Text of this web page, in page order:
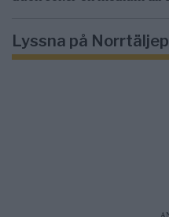
Lyssna på